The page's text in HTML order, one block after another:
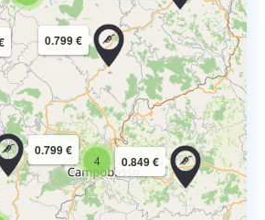
4
0.799 €
0.849 €
0.799 €